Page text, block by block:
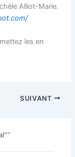
Alliot-Marie.
les en
SUIVANT